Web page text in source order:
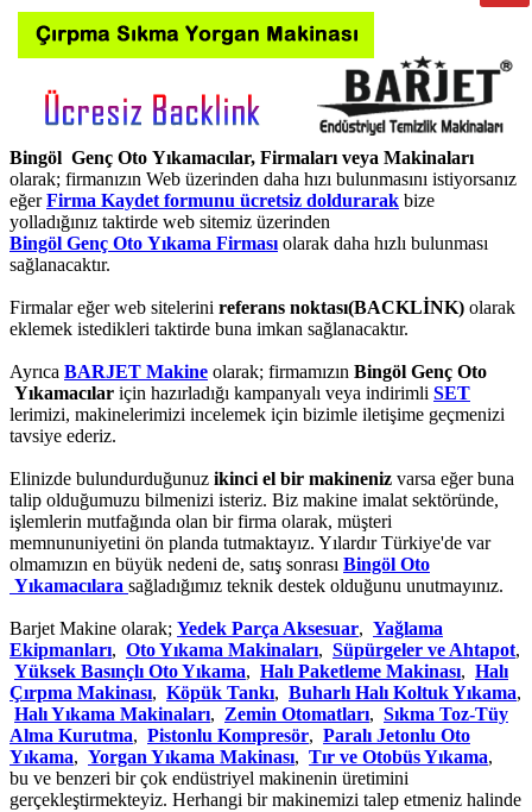
Bingöl Genç Oto Yıkamacılar, Firmaları veya Makinaları
olarak; firmanızın Web üzerinden daha hızı bulunmasını istiyorsanız
eğerFirma Kaydet formunu ücretsiz doldurarak bize
yolladığınız taktirde web sitemiz üzerinden
Bingöl Genç Oto Yıkama Firmasıolarak daha hızlı bulunması
sağlanacaktır.
Firmalar eğer web sitelerini referans noktası(BACKLİNK) olarak
eklemek istedikleri taktirde buna imkan sağlanacaktır.
Ayrıca BARJET Makine olarak; firmamızın Bingöl Genç Oto
Yıkamacılar için hazırladığı kampanyalı veya indirimli SET
lerimizi, makinelerimizi incelemek için bizimle iletişime geçmenizi
tavsiye ederiz.
Elinizde bulundurduğunuz ikinci el bir makineniz varsa eğer buna
talip olduğumuzu bilmenizi isteriz. Biz makine imalat sektöründe,
işlemlerin mutfağında olan bir firma olarak, müşteri
memnununiyetini ön planda tutmaktayız. Yılardır Türkiye'de var
olmamızın en büyük nedeni de, satış sonrası Bingöl Oto
Yıkamacılara sağladığımız teknik destek olduğunu unutmayınız.
Barjet Makine olarak; Yedek Parça Aksesuar, Yağlama
Ekipmanları, Oto Yıkama Makinaları, Süpürgeler ve Ahtapot,
Yüksek Basınçlı Oto Yıkama, Halı Paketleme Makinası, Halı
Çırpma Makinası, Köpük Tankı, Buharlı Halı Koltuk Yıkama,
Halı Yıkama Makinaları, Zemin Otomatları, Sıkma Toz-Tüy
Alma Kurutma, Pistonlu Kompresör, Paralı Jetonlu Oto
Yıkama, Yorgan Yıkama Makinası, Tır ve Otobüs Yıkama,
bu ve benzeri bir çok endüstriyel makinenin üretimini
gerçekleştirmekteyiz. Herhangi bir makinemizi talep etmeniz halinde